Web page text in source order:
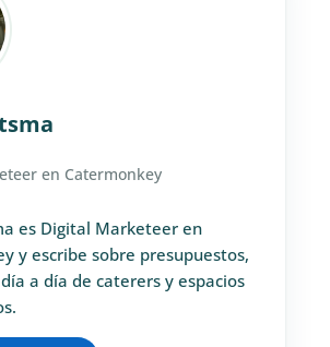
en Catermonkey
es Digital Marketeer en
y escribe sobre presupuestos,
a día de caterers y espacios